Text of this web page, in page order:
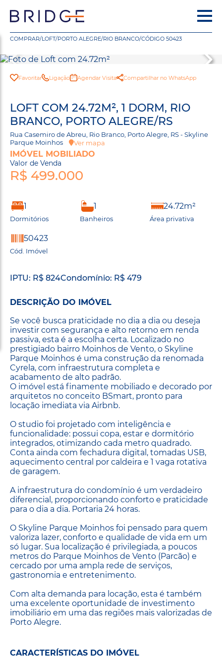
COMPRAR/LOFT/PORTO ALEGRE/RIO BRANCO/CÓDIGO 50423
Favoritar Ligação Agendar Visita Compartilhar no WhatsApp
LOFT COM 24.72M², 1 DORM, RIO
BRANCO, PORTO ALEGRE/RS
Rua Casemiro de Abreu, Rio Branco, Porto Alegre, RS - Skyline
Parque Moinhos
Ver mapa
IMÓVEL MOBILIADO
Valor de Venda
R$ 499.000
1
Dormitórios
1
Banheiros
24.72m²
Área privativa
50423
Cód. Imóvel
IPTU: R$ 824Condomínio: R$ 479
DESCRIÇÃO DO IMÓVEL
Se você busca praticidade no dia a dia ou deseja
investir com segurança e alto retorno em renda
passiva, esta é a escolha certa. Localizado no
prestigiado bairro Moinhos de Vento, o Skyline
Parque Moinhos é uma construção da renomada
Cyrela, com infraestrutura completa e
acabamento de alto padrão.
O imóvel está finamente mobiliado e decorado por
arquitetos no conceito BSmart, pronto para
locação imediata via Airbnb.
O studio foi projetado com inteligência e
funcionalidade: possui copa, estar e dormitório
integrados, otimizando cada metro quadrado.
Conta ainda com fechadura digital, tomadas USB,
aquecimento central por caldeira e 1 vaga rotativa
de garagem.
A infraestrutura do condomínio é um verdadeiro
diferencial, proporcionando conforto e praticidade
para o dia a dia. Portaria 24 horas.
O Skyline Parque Moinhos foi pensado para quem
valoriza lazer, conforto e qualidade de vida em um
só lugar. Sua localização é privilegiada, a poucos
metros do Parque Moinhos de Vento (Parcão) e
cercado por uma ampla rede de serviços,
gastronomia e entretenimento.
Com alta demanda para locação, esta é também
uma excelente oportunidade de investimento
imobiliário em uma das regiões mais valorizadas de
Porto Alegre.
CARACTERÍSTICAS DO IMÓVEL